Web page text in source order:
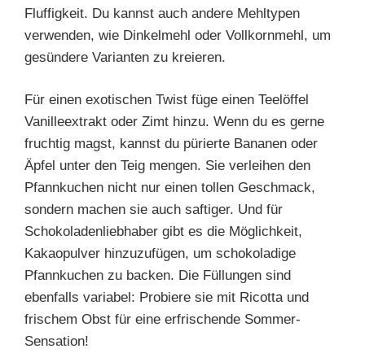
Fluffigkeit. Du kannst auch andere Mehltypen
verwenden, wie Dinkelmehl oder Vollkornmehl, um
gesündere Varianten zu kreieren.
Für einen exotischen Twist füge einen Teelöffel
Vanilleextrakt oder Zimt hinzu. Wenn du es gerne
fruchtig magst, kannst du pürierte Bananen oder
Äpfel unter den Teig mengen. Sie verleihen den
Pfannkuchen nicht nur einen tollen Geschmack,
sondern machen sie auch saftiger. Und für
Schokoladenliebhaber gibt es die Möglichkeit,
Kakaopulver hinzuzufügen, um schokoladige
Pfannkuchen zu backen. Die Füllungen sind
ebenfalls variabel: Probiere sie mit Ricotta und
frischem Obst für eine erfrischende Sommer-
Sensation!